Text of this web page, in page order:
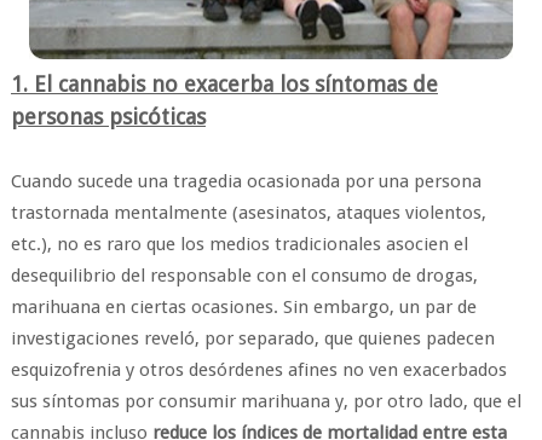
1. El cannabis no exacerba los síntomas de
personas psicóticas
Cuando sucede una tragedia ocasionada por una persona
trastornada mentalmente (asesinatos, ataques violentos,
etc.), no es raro que los medios tradicionales asocien el
desequilibrio del responsable con el consumo de drogas,
marihuana en ciertas ocasiones. Sin embargo, un par de
investigaciones reveló, por separado, que quienes padecen
esquizofrenia y otros desórdenes afines no ven exacerbados
sus síntomas por consumir marihuana y, por otro lado, que el
cannabis incluso reduce los índices de mortalidad entre esta